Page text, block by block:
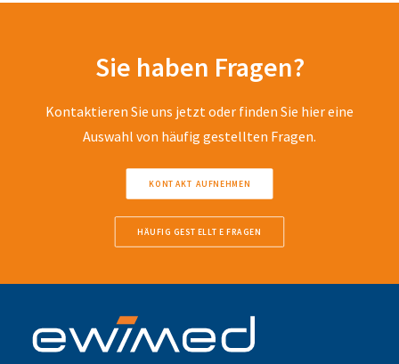
Sie haben Fragen?
Kontaktieren Sie uns jetzt oder finden Sie hier eine
Auswahl von häufig gestellten Fragen.
KONTAKT AUFNEHMEN
HÄUFIG GESTELLTE FRAGEN